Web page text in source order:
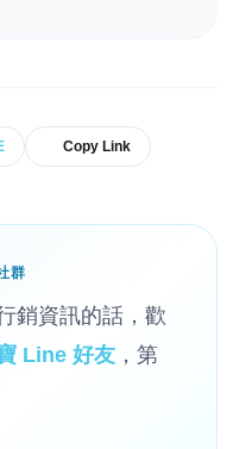
Copy Link
群
銷資訊的話，歡
Line 好友 ，第